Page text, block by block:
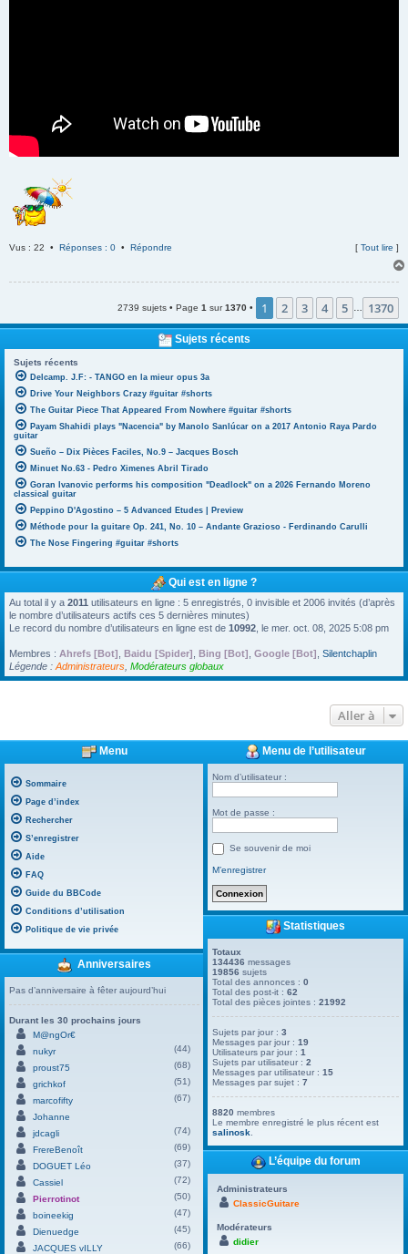
Vus : 22 • Réponses : 0 • Répondre [ Tout lire ]
2739 sujets • Page 1 sur1370 • 1 2 3 4 5 1370
Sujets récents
Sujets récents
Delcamp. J.F: - TANGO en la mieur opus 3a
Drive Your Neighbors Crazy #guitar #shorts
The Guitar Piece That Appeared From Nowhere #guitar #shorts
Payam Shahidi plays "Nacencia" by Manolo Sanlúcar on a 2017 Antonio Raya Pardo
guitar
Sueño – Dix Pièces Faciles, No.9 – Jacques Bosch
Minuet No.63 - Pedro Ximenes Abril Tirado
Goran Ivanovic performs his composition "Deadlock" on a 2026 Fernando Moreno
classical guitar
Peppino D'Agostino – 5 Advanced Etudes | Preview
Méthode pour la guitare Op. 241, No. 10 – Andante Grazioso - Ferdinando Carulli
The Nose Fingering #guitar #shorts
Qui est en ligne ?
Au total il y a 2011 utilisateurs en ligne : 5 enregistrés, 0 invisible et 2006 invités (d’après
le nombre d’utilisateurs actifs ces 5 dernières minutes)
Le record du nombre d’utilisateurs en ligne est de 10992 , le mer. oct. 08, 2025 5:08 pm
Membres : Ahrefs [Bot] Baidu [Spider] Bing [Bot] Google [Bot] Silentchaplin
Légende : Administrateurs Modérateurs globaux
Aller à
Menu
Sommaire
Page d’index
Rechercher
S’enregistrer
Aide
FAQ
Guide du BBCode
Conditions d’utilisation
Politique de vie privée
Anniversaires
Pas d’anniversaire à fêter aujourd’hui
Durant les 30 prochains jours
M@ngOr€
nukyr
(44)
proust75
(68)
grichkof
(51)
marcofifty
(67)
Johanne
jdcagli
(74)
FrereBenoît
(69)
DOGUET Léo
(37)
Cassiel
(72)
Pierrotinot
(50)
boineekig
(47)
Dienuedge
(45)
JACQUES vILLY
(66)
Menu de l’utilisateur
Nom d’utilisateur :
Mot de passe :
Se souvenir de moi
M’enregistrer
Statistiques
Totaux
134436 messages
19856 sujets
Total des annonces :0
Total des post-it :62
Total des pièces jointes :21992
Sujets par jour :3
Messages par jour :19
Utilisateurs par jour :1
Sujets par utilisateur :2
Messages par utilisateur :15
Messages par sujet :7
8820 membres
Le membre enregistré le plus récent est
salinosk
L’équipe du forum
Administrateurs
ClassicGuitare
Modérateurs
didier